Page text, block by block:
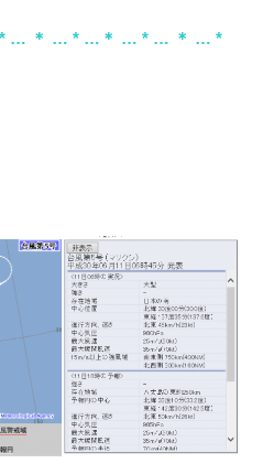
… ＊ … * …＊ … * … ＊ … *